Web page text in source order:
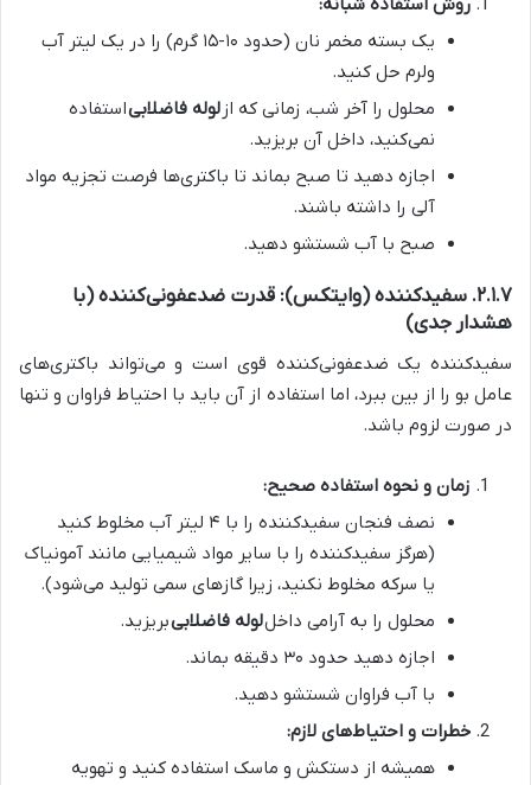
روش استفاده شبانه:
یک بسته مخمر نان (حدود ۱۰-۱۵ گرم) را در یک لیتر آب
ولرم حل کنید.
محلول را آخر شب، زمانی که از لوله فاضلابیاستفاده
نمی‌کنید، داخل آن بریزید.
اجازه دهید تا صبح بماند تا باکتری‌ها فرصت تجزیه مواد
آلی را داشته باشند.
صبح با آب شستشو دهید.
۲.۱.۷. سفیدکننده (وایتکس): قدرت ضدعفونی‌کننده (با
هشدار جدی)
سفیدکننده یک ضدعفونی‌کننده قوی است و می‌تواند باکتری‌های
عامل بو را از بین ببرد، اما استفاده از آن باید با احتیاط فراوان و تنها
در صورت لزوم باشد.
زمان و نحوه استفاده صحیح:
نصف فنجان سفیدکننده را با ۴ لیتر آب مخلوط کنید
(هرگز سفیدکننده را با سایر مواد شیمیایی مانند آمونیاک
یا سرکه مخلوط نکنید، زیرا گازهای سمی تولید می‌شود).
محلول را به آرامی داخللوله فاضلابیبریزید.
اجازه دهید حدود ۳۰ دقیقه بماند.
با آب فراوان شستشو دهید.
خطرات و احتیاط‌های لازم:
همیشه از دستکش و ماسک استفاده کنید و تهویه